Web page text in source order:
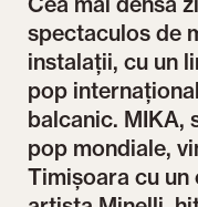
spectaculos de
instalații, cu un
pop
balcanic. MIKA,
pop mondiale,
Timișoara cu